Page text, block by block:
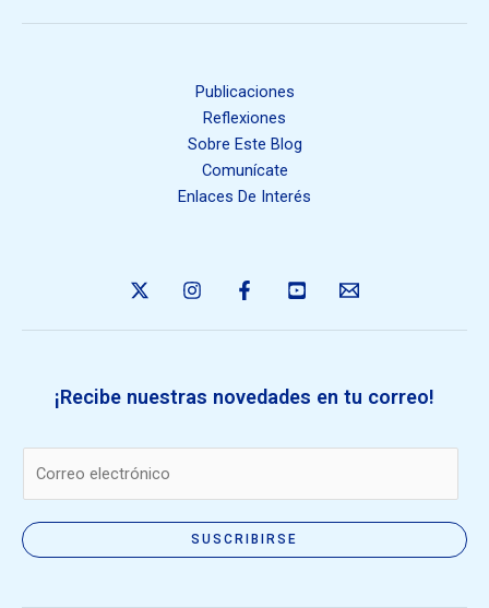
Publicaciones
Reflexiones
Sobre Este Blog
Comunícate
Enlaces De Interés
¡Recibe nuestras novedades en tu correo!
i
SUSCRIBIRSE